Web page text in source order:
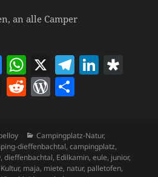
an alle Camper
Bl
u
es
y
W
h
at
A
p
X T
a
m
Li
dI
n ra
T
a
d
R
di
t
W
d
P
n
Kategorien
Campingplatz-Natur,
dieffenbachtal,campingplatz,
,dieffenbachtal, Edilkamin,eule, junior,
Kultur, maja, miete, natur, palletofen,